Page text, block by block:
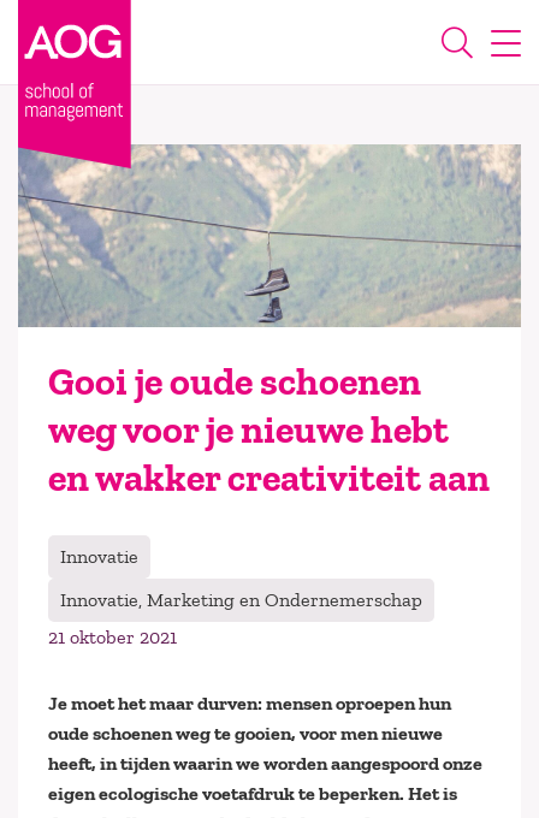
Gooi je oude schoenen
weg voor je nieuwe hebt
en wakker creativiteit aan
Innovatie
Innovatie, Marketing en Ondernemerschap
21 oktober 2021
Je moet het maar durven: mensen oproepen hun
oude schoenen weg te gooien, voor men nieuwe
heeft, in tijden waarin we worden aangespoord onze
eigen ecologische voetafdruk te beperken. Het is